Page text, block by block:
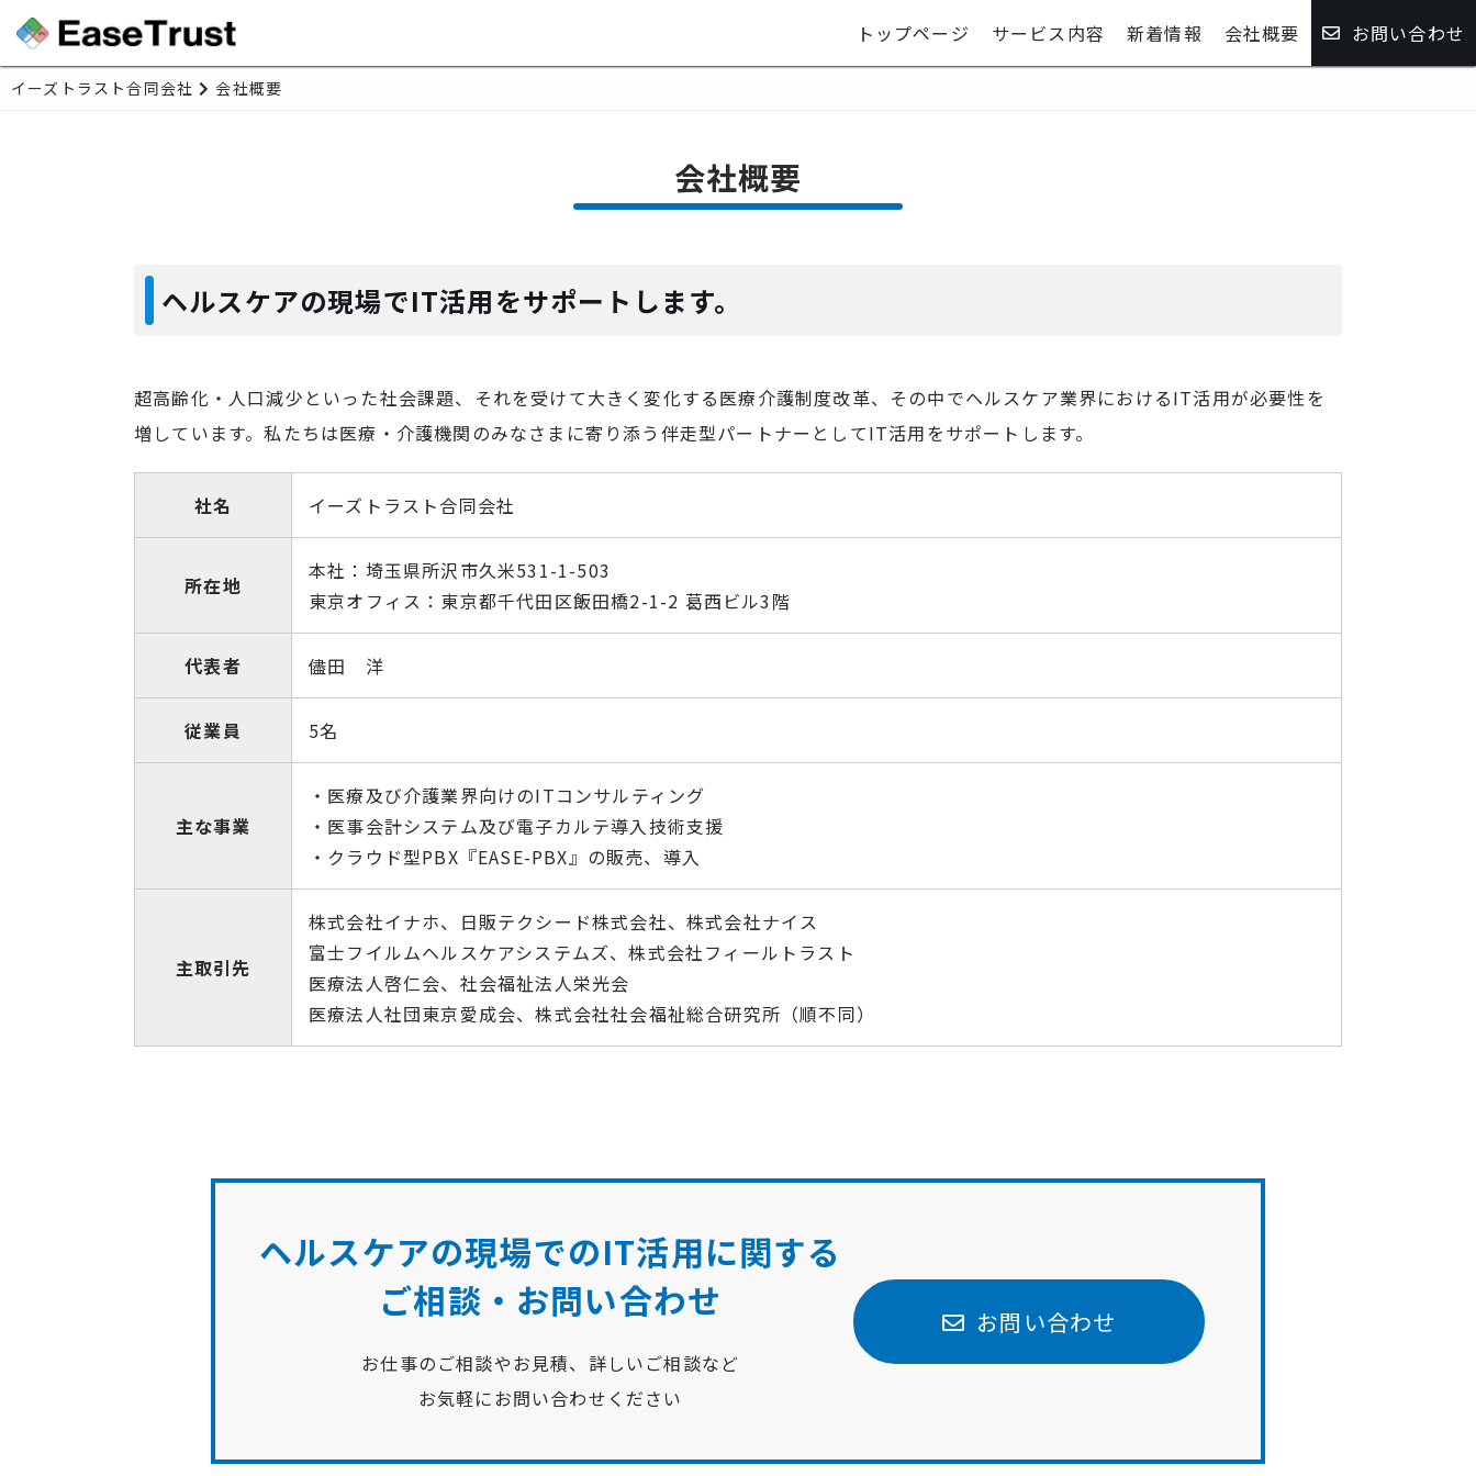
トップページ サービス内容 新着情報 会社概要 お問い合わせ
イーズトラスト合同会社 会社概要
会社概要
ヘルスケアの現場でIT活⽤をサポートします。
超高齢化・人口減少といった社会課題、それを受けて大きく変化する医療介護制度改革、その中でヘルスケア業界におけるIT活用が必要性を
増しています。私たちは医療・介護機関のみなさまに寄り添う伴走型パートナーとしてIT活用をサポートします。
社名 イーズトラスト合同会社
所在地
本社：埼⽟県所沢市久⽶531-1-503
東京オフィス：東京都千代⽥区飯田橋2-1-2 葛⻄ビル3階
代表者 儘⽥ 洋
従業員 5名
主な事業
・医療及び介護業界向けのITコンサルティング
・医事会計システム及び電子カルテ導入技術支援
・クラウド型PBX『EASE-PBX』の販売、導入
主取引先
株式会社イナホ、日販テクシード株式会社、株式会社ナイス
富⼠フイルムヘルスケアシステムズ、株式会社フィールトラスト
医療法⼈啓仁会、社会福祉法⼈栄光会
医療法⼈社団東京愛成会、株式会社社会福祉総合研究所（順不同）
ヘルスケアの現場でのIT活用に関する
ご相談・お問い合わせ
お仕事のご相談やお見積、詳しいご相談など
お気軽にお問い合わせください
お問い合わせ